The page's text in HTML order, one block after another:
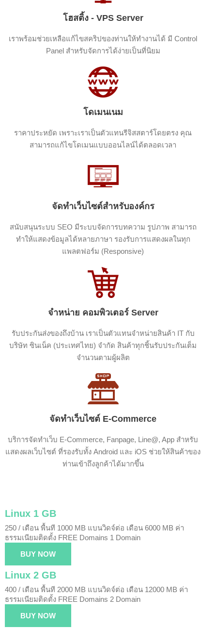
โฮสติ้ง - VPS Server
เราพร้อมช่วยเหลือแก้ไขสคริปของท่านให้ทำงานได้ มี Control
Panel สำหรับจัดการได้ง่ายเป็นที่นิยม
โดเมนเนม
ราคาประหยัด เพราะเราเป็นตัวแทนรีจิสสตาร์โดยตรง คุณ
สามารถแก้ไขโดเมนแบบออนไลน์ได้ตลอดเวลา
จัดทำเว็บไซต์สำหรับองค์กร
สนับสนุนระบบ SEO มีระบบจัดการบทความ รูปภาพ สามารถ
ทำให้แสดงข้อมูลได้หลายภาษา รองรับการแสดงผลในทุก
แพลตฟอร์ม (Responsive)
จำหน่าย คอมพิวเตอร์ Server
รับประกันส่งของถึงบ้าน เราเป็นตัวแทนจำหน่ายสินค้า IT กับ
บริษัท ซินเน็ค (ประเทศไทย) จำกัด สินค้าทุกชิ้นรับประกันเต็ม
จำนวนตามผู้ผลิต
จัดทำเว็บไซต์ E-Commerce
บริการจัดทำเว็บ E-Commerce, Fanpage, Line@, App สำหรับ
แสดงผลเว็บไซต์ ที่รองรับทั้ง Android และ iOS ช่วยให้สินค้าของ
ท่านเข้าถึงลูกค้าได้มากขึ้น
Linux 1 GB
250 / เดือน พื้นที 1000 MB แบนวิดจ์ต่อ เดือน 6000 MB ค่า
ธรรมเนียมติดตั้ง FREE Domains 1 Domain
BUY NOW
Linux 2 GB
400 / เดือน พื้นที 2000 MB แบนวิดจ์ต่อ เดือน 12000 MB ค่า
ธรรมเนียมติดตั้ง FREE Domains 2 Domain
BUY NOW